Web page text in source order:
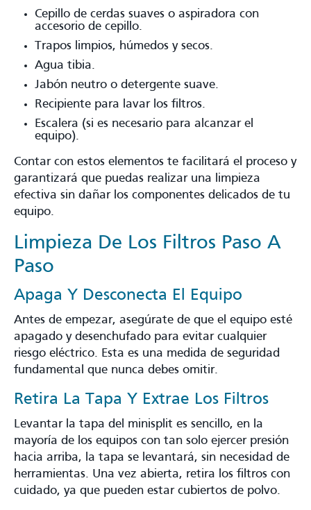
Cepillo de cerdas suaves o aspiradora con
accesorio de cepillo.
Trapos limpios, húmedos y secos.
Agua tibia.
Jabón neutro o detergente suave.
Recipiente para lavar los filtros.
Escalera (si es necesario para alcanzar el
equipo).
Contar con estos elementos te facilitará el proceso y
garantizará que puedas realizar una limpieza
efectiva sin dañar los componentes delicados de tu
equipo.
Limpieza De Los Filtros Paso A
Paso
Apaga Y Desconecta El Equipo
Antes de empezar, asegúrate de que el equipo esté
apagado y desenchufado para evitar cualquier
riesgo eléctrico. Esta es una medida de seguridad
fundamental que nunca debes omitir.
Retira La Tapa Y Extrae Los Filtros
Levantar la tapa del minisplit es sencillo, en la
mayoría de los equipos con tan solo ejercer presión
hacia arriba, la tapa se levantará, sin necesidad de
herramientas. Una vez abierta, retira los filtros con
cuidado, ya que pueden estar cubiertos de polvo.